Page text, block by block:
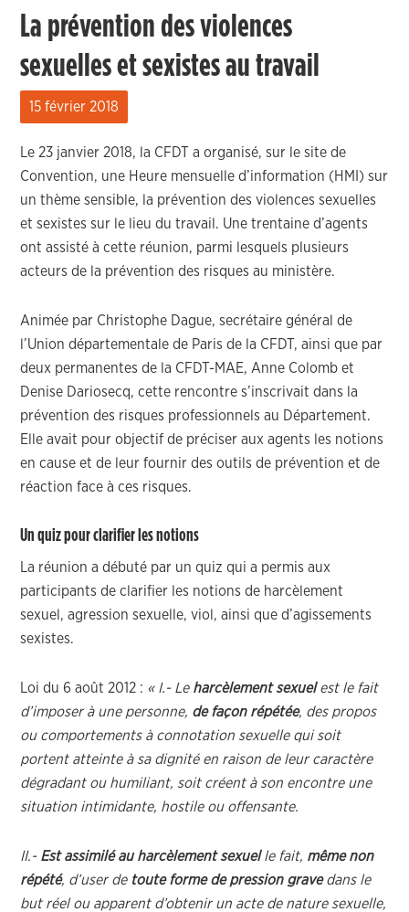
La prévention des violences
sexuelles et sexistes au travail
15 février 2018
Le 23 janvier 2018, la CFDT a organisé, sur le site de
Convention, une Heure mensuelle d’information (HMI) sur
un thème sensible, la prévention des violences sexuelles
et sexistes sur le lieu du travail. Une trentaine d’agents
ont assisté à cette réunion, parmi lesquels plusieurs
acteurs de la prévention des risques au ministère.
Animée par Christophe Dague, secrétaire général de
l’Union départementale de Paris de la CFDT, ainsi que par
deux permanentes de la CFDT-MAE, Anne Colomb et
Denise Dariosecq, cette rencontre s’inscrivait dans la
prévention des risques professionnels au Département.
Elle avait pour objectif de préciser aux agents les notions
en cause et de leur fournir des outils de prévention et de
réaction face à ces risques.
Un quiz pour clarifier les notions
La réunion a débuté par un quiz qui a permis aux
participants de clarifier les notions de harcèlement
sexuel, agression sexuelle, viol, ainsi que d’agissements
sexistes.
Loi du 6 août 2012 : « I.- Le harcèlement sexuelest le fait
d’imposer à une personne, de façon répétée, des propos
ou comportements à connotation sexuelle qui soit
portent atteinte à sa dignité en raison de leur caractère
dégradant ou humiliant, soit créent à son encontre une
situation intimidante, hostile ou offensante.
II.- Est assimilé au harcèlement sexuelle fait, même non
répété, d’user de toute forme de pression gravedans le
but réel ou apparent d’obtenir un acte de nature sexuelle,